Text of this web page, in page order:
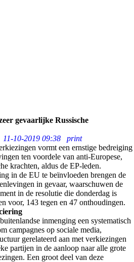
gevaarlijke Russische
11-10-2019 09:38
print
vormt een ernstige bedreiging
ten voordele van anti-Europese,
krachten, aldus de EP-leden.
in de EU te beïnvloeden brengen de
in gevaar, waarschuwen de
in de resolutie die donderdag is
voor, 143 tegen en 47 onthoudingen.
inmenging een systematisch
campagnes op sociale media,
gerelateerd aan met verkiezingen
partijen in de aanloop naar alle grote
Een groot deel van deze